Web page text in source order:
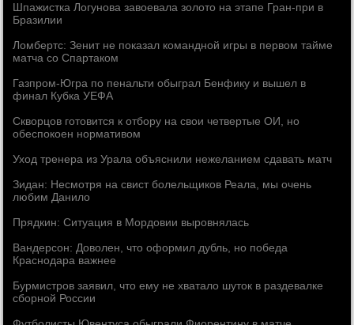
Шпажистка Логунова завоевала золото на этапе Гран-при в
Бразилии
Ломбертс: Зенит не показал командной игры в первом тайме
матча со Спартаком
Газпром-Югра по пенальти обыграл Бенфику и вышел в
финал Кубка УЕФА
Скворцов готовится к отбору на свои четвертые ОИ, но
обеспокоен нормативом
Уход тренера из Урала объяснили нежеланием сдавать матч
Зидан: Несмотря на свист болельщиков Реала, мы очень
любим Данило
Прядкин: Ситуация в Мордовии выровнялась
Вандерсон: Доволен, что оформил дубль, но победа
Краснодара важнее
Бурмистров заявил, что ему не хватало шуток в раздевалке
сборной России